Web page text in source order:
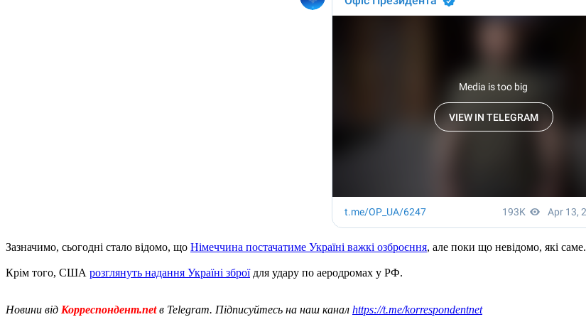
Зазначимо, сьогодні стало відомо, що Німеччина постачатиме Україні важкі озброєння, але поки що невідомо, які саме.
Крім того, США розглянуть надання Україні зброїдля удару по аеродромах у РФ.
Новини від Корреспондент.netв Telegram. Підписуйтесь на наш канал https://t.me/korrespondentnet